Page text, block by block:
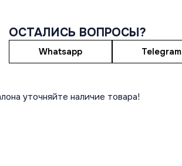
ОСТАЛИСЬ ВОПРОСЫ?
Whatsapp Telegram
уточняйте наличие товара!